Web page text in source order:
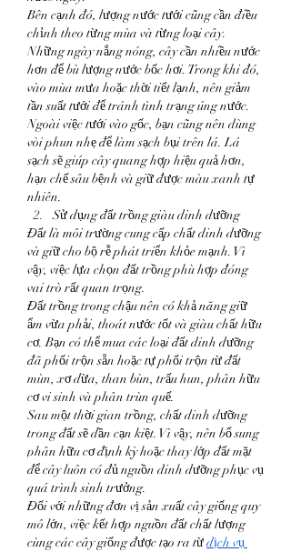
Bên cạnh đó, lượng nước tưới cũng cần điều
chỉnh theo từng mùa và từng loại cây.
Những ngày nắng nóng, cây cần nhiều nước
hơn để bù lượng nước bốc hơi. Trong khi đó,
vào mùa mưa hoặc thời tiết lạnh, nên giảm
tần suất tưới để tránh tình trạng úng nước.
Ngoài việc tưới vào gốc, bạn cũng nên dùng
vòi phun nhẹ để làm sạch bụi trên lá. Lá
sạch sẽ giúp cây quang hợp hiệu quả hơn,
hạn chế sâu bệnh và giữ được màu xanh tự
nhiên.
Sử dụng đất trồng giàu dinh dưỡng
Đất là môi trường cung cấp chất dinh dưỡng
và giữ cho bộ rễ phát triển khỏe mạnh. Vì
vậy, việc lựa chọn đất trồng phù hợp đóng
vai trò rất quan trọng.
Đất trồng trong chậu nên có khả năng giữ
ẩm vừa phải, thoát nước tốt và giàu chất hữu
cơ. Bạn có thể mua các loại đất dinh dưỡng
đã phối trộn sẵn hoặc tự phối trộn từ đất
mùn, xơ dừa, than bùn, trấu hun, phân hữu
cơ vi sinh và phân trùn quế.
Sau một thời gian trồng, chất dinh dưỡng
trong đất sẽ dần cạn kiệt. Vì vậy, nên bổ sung
phân hữu cơ định kỳ hoặc thay lớp đất mặt
để cây luôn có đủ nguồn dinh dưỡng phục vụ
quá trình sinh trưởng.
Đối với những đơn vị sản xuất cây giống quy
mô lớn, việc kết hợp nguồn đất chất lượng
cùng các cây giống được tạo ra từ dịch vụ